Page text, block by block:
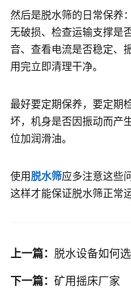
然后是脱水筛的日常保养
无破损、检查运输支撑是
音、查看电流是否稳定、
用完立即清理干净。
最好要定期保养，要定期
坏，机身是否因振动而产
位加润滑油。
使用脱水筛应多注意这些
这样才能保证脱水筛正常
上一篇： 脱水设备如何
下一篇： 矿用摇床厂家